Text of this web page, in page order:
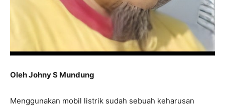
Oleh Johny S Mundung
Menggunakan mobil listrik sudah sebuah keharusan